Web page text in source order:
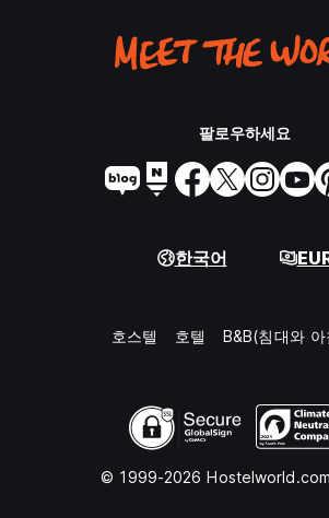
팔로우하세요
한국어
호스텔 호텔 B&B(침대와 아
© 1999-2026